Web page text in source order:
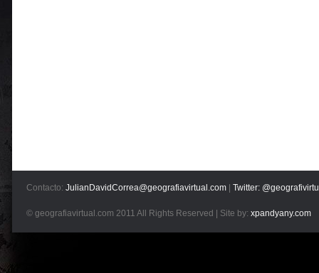
Contacto: JulianDavidCorrea@geografiavirtual.com Twitter:
© geografiavirtual.com 2011 All Rights Reserved | Site by: xpandyany.com